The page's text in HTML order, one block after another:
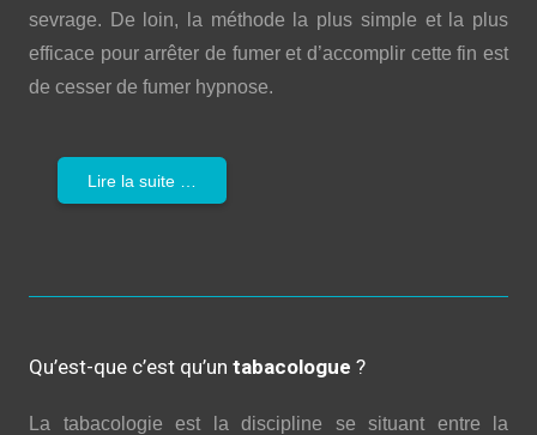
sevrage. De loin, la méthode la plus simple et la plus
efficace pour arrêter de fumer et d’accomplir cette fin est
de cesser de fumer hypnose.
Lire la suite …
Qu’est-que c’est qu’un tabacologue ?
La tabacologie est la discipline se situant entre la